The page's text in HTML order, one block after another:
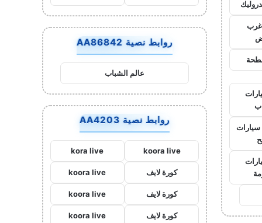
روابط نصية AA86842
عالم الشباب
روابط نصية AA4203
koora live
kora live
كورة لايف koora live
كورة لايف koora live
كورة لايف koora live